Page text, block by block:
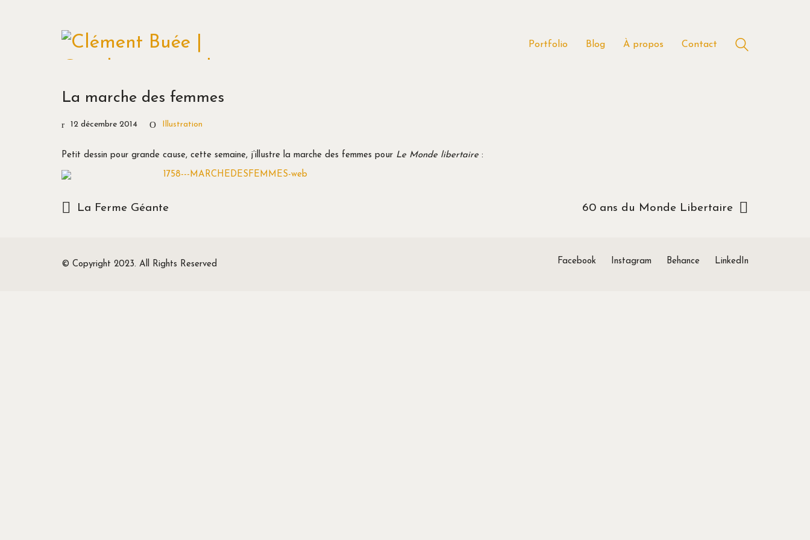
Portfolio Blog À propos Contact
La marche des femmes
12 décembre 2014 Illustration
Petit dessin pour grande cause, cette semaine, j’illustre la marche des femmes pour Le Monde libertaire:
La Ferme Géante 60 ans du Monde Libertaire
Facebook Instagram Behance LinkedIn
© Copyright 2023. All Rights Reserved